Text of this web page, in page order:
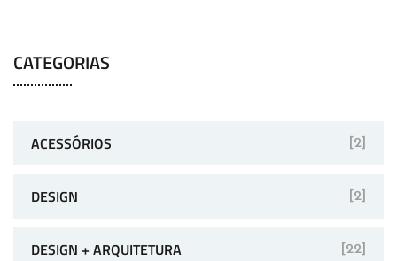
CATEGORIAS
ACESSÓRIOS [2]
DESIGN [2]
DESIGN + ARQUITETURA [22]